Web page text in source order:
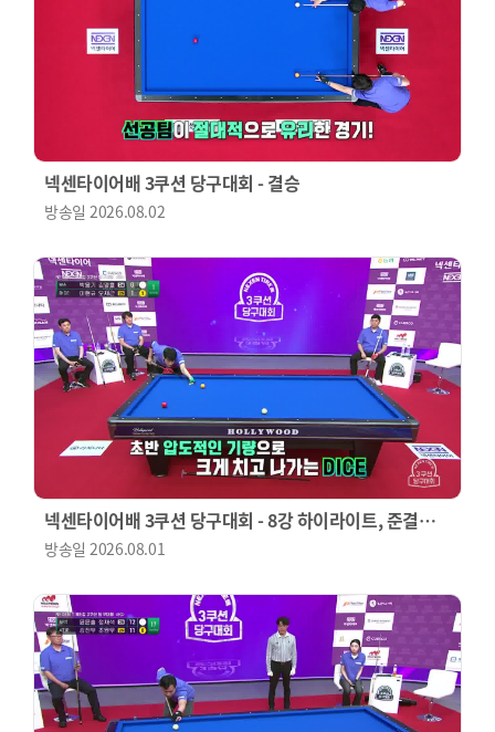
넥센타이어배 3쿠션 당구대회 - 결승
방송일2026.08.02
넥센타이어배 3쿠션 당구대회 - 8강 하이라이트, 준결승
(2경기)
방송일2026.08.01